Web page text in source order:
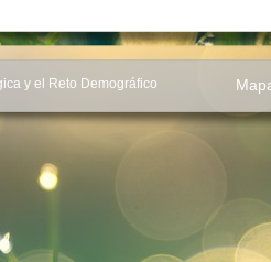
y el Reto Demográfico